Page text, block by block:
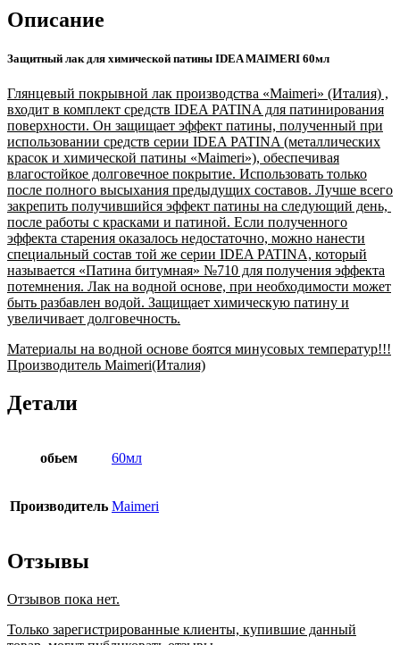
Описание
Защитный лак для химической патины IDEA MAIMERI 60мл
Глянцевый покрывной лак производства «Maimeri» (Италия) ,
входит в комплект средств IDEA PATINA для патинирования
поверхности. Он защищает эффект патины, полученный при
использовании средств серии IDEA PATINA (металлических
красок и химической патины «Maimeri»), обеспечивая
влагостойкое долговечное покрытие. Использовать только
после полного высыхания предыдущих составов. Лучше всего
закрепить получившийся эффект патины на следующий день,
после работы с красками и патиной. Если полученного
эффекта старения оказалось недостаточно, можно нанести
специальный состав той же серии IDEA PATINA, который
называется «Патина битумная» №710 для получения эффекта
потемнения. Лак на водной основе, при необходимости может
быть разбавлен водой. Защищает химическую патину и
увеличивает долговечность.
Материалы на водной основе боятся минусовых температур!!!
Производитель Maimeri(Италия)
Детали
обьем 60мл
Производитель Maimeri
Отзывы
Отзывов пока нет.
Только зарегистрированные клиенты, купившие данный